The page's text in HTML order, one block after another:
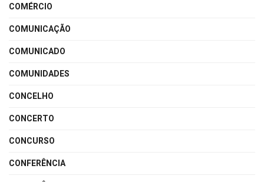
COMÉRCIO
COMUNICAÇÃO
COMUNICADO
COMUNIDADES
CONCELHO
CONCERTO
CONCURSO
CONFERÊNCIA